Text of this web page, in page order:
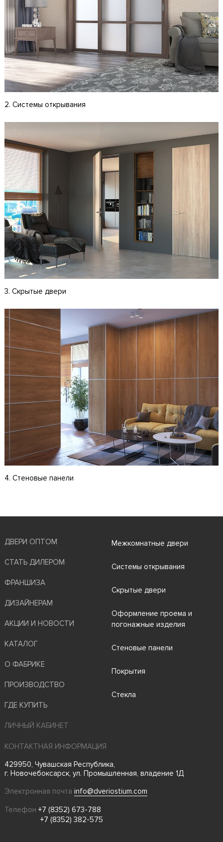
2. Системы открывания
3. Скрытые двери
4. Стеновые панели
ДВЕРИ ОПТОМ
СТАТЬ ДИЛЕРОМ
ФРАНШИЗА
ДИЗАЙНЕРАМ
АКЦИИ И НОВОСТИ
КАТАЛОГ
О ФАБРИКЕ
ПРОИЗВОДСТВО
ГДЕ КУПИТЬ
Межкомнатные двери
Системы открывания
Скрытые двери
Оформление проема и
погонажные изделия
Стеновые панели
Покрытия
Стекла
ЛИЧНЫЙ КАБИНЕТ
КОНТАКТНАЯ ИНФОРМАЦИЯ
429950, Чувашская Республика,
г. Новочебоксарск, ул. Промышленная, владение 1Д
Электронная почта info@dveriostium.com
Телефон +7 (8352) 673-788
+7 (8352) 382-575